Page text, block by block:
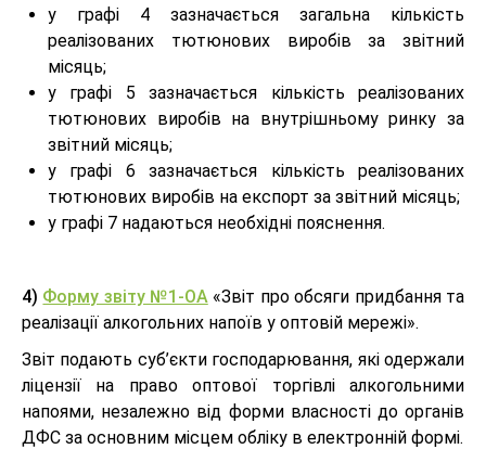
у графі 4 зазначається загальна кількість
реалізованих тютюнових виробів за звітний
місяць;
у графі 5 зазначається кількість реалізованих
тютюнових виробів на внутрішньому ринку за
звітний місяць;
у графі 6 зазначається кількість реалізованих
тютюнових виробів на експорт за звітний місяць;
у графі 7 надаються необхідні пояснення.
4) Форму звіту №1-ОА «Звіт про обсяги придбання та
реалізації алкогольних напоїв у оптовій мережі».
Звіт подають суб’єкти господарювання, які одержали
ліцензії на право оптової торгівлі алкогольними
напоями, незалежно від форми власності до органів
ДФС за основним місцем обліку в електронній формі.